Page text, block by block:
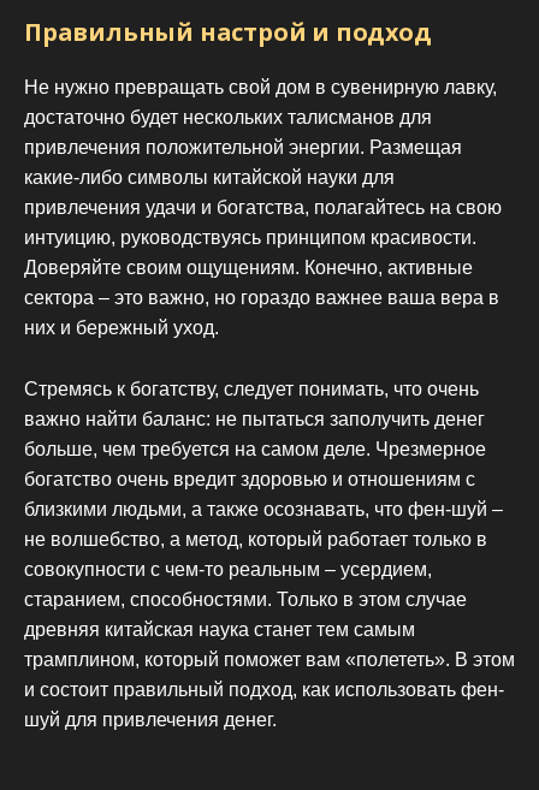
Правильный настрой и подход
Не нужно превращать свой дом в сувенирную лавку,
достаточно будет нескольких талисманов для
привлечения положительной энергии. Размещая
какие-либо символы китайской науки для
привлечения удачи и богатства, полагайтесь на свою
интуицию, руководствуясь принципом красивости.
Доверяйте своим ощущениям. Конечно, активные
сектора – это важно, но гораздо важнее ваша вера в
них и бережный уход.
Стремясь к богатству, следует понимать, что очень
важно найти баланс: не пытаться заполучить денег
больше, чем требуется на самом деле. Чрезмерное
богатство очень вредит здоровью и отношениям с
близкими людьми, а также осознавать, что фен-шуй –
не волшебство, а метод, который работает только в
совокупности с чем-то реальным – усердием,
старанием, способностями. Только в этом случае
древняя китайская наука станет тем самым
трамплином, который поможет вам «полететь». В этом
и состоит правильный подход, как использовать фен-
шуй для привлечения денег.